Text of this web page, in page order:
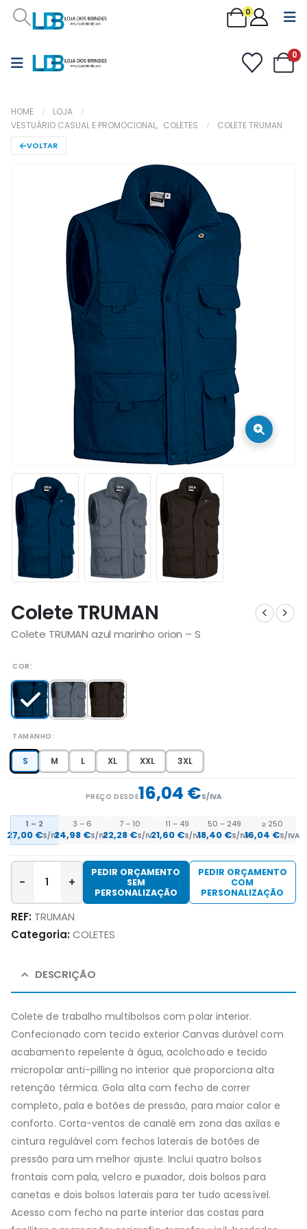
0
0
HOME
LOJA
VESTUÁRIO CASUAL E PROMOCIONAL, COLETES COLETE TRUMAN
VOLTAR
Colete TRUMAN
Colete TRUMAN azul marinho orion – S
COR
TAMANHO
S M L XL XXL 3XL
PREÇO DESDE16,04 €S/IVA
1 – 2
27,00 €S/IVA
3 – 6
24,98 €S/IVA
7 – 10
22,28 €S/IVA
11 – 49
21,60 €S/IVA
50 – 249
18,40 €S/IVA
≥ 250
16,04 €S/IVA
- +
PEDIR ORÇAMENTO
SEM
PERSONALIZAÇÃO
PEDIR ORÇAMENTO
COM
PERSONALIZAÇÃO
REF: TRUMAN
Categoria:COLETES
DESCRIÇÃO
Colete de trabalho multibolsos com polar interior.
Confecionado com tecido exterior Canvas durável com
acabamento repelente à água, acolchoado e tecido
micropolar anti-pilling no interior que proporciona alta
retenção térmica. Gola alta com fecho de correr
completo, pala e botões de pressão, para maior calor e
conforto. Corta-ventos de canalé em zona das axilas e
cintura regulável com fechos laterais de botões de
pressão para um melhor ajuste. Inclui quatro bolsos
frontais com pala, velcro e puxador, dois bolsos para
canetas e dois bolsos laterais para ter tudo acessível.
Acesso com fecho na parte interior das costas para